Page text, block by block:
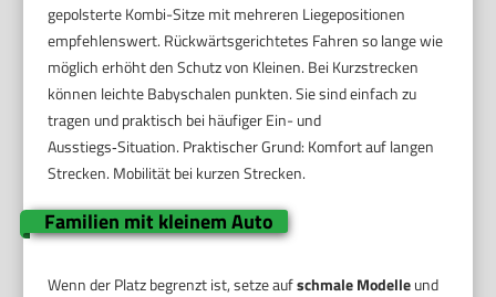
gepolsterte Kombi-Sitze mit mehreren Liegepositionen
empfehlenswert. Rückwärtsgerichtetes Fahren so lange wie
möglich erhöht den Schutz von Kleinen. Bei Kurzstrecken
können leichte Babyschalen punkten. Sie sind einfach zu
tragen und praktisch bei häufiger Ein- und
Ausstiegs‑Situation. Praktischer Grund: Komfort auf langen
Strecken. Mobilität bei kurzen Strecken.
Familien mit kleinem Auto
Wenn der Platz begrenzt ist, setze aufschmale Modelleund